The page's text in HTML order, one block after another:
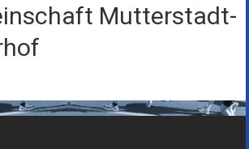
Mutterstadt-